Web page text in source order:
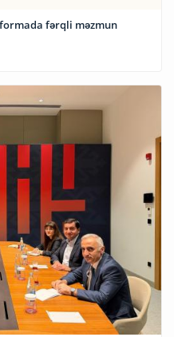
fərqli məzmun